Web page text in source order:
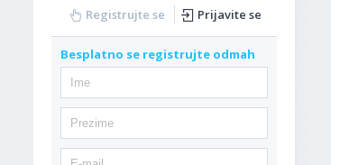
Registrujte se Prijavite se
Besplatno se registrujte odmah